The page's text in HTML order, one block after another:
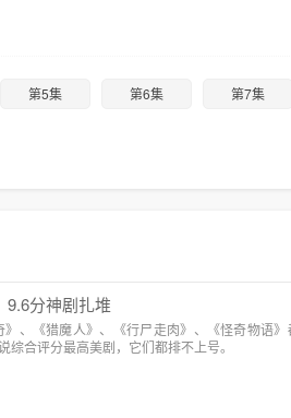
第5集 第6集 第7集
9.6分神剧扎堆
、《猎魔人》、《行尸走肉》、《怪奇物语
合评分最高美剧，它们都排不上号。